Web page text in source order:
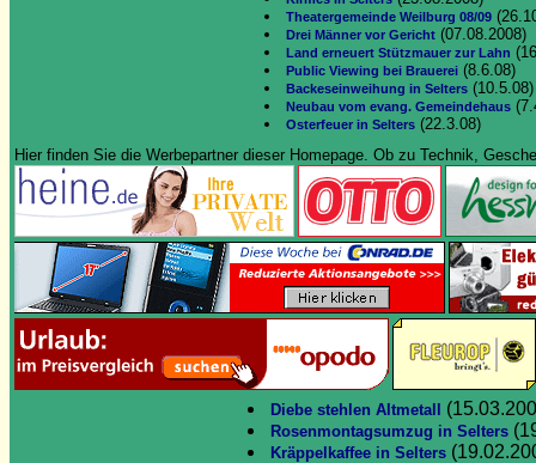
Theatergemeinde Weilburg 08/09
Drei Männer vor Gericht (07.08.2008)
Land erneuert Stützmauer zur Lahn
Public Viewing bei Brauerei (8.6.08)
Backeseinweihung in Selters (10.5.08)
Neubau vom evang. Gemeindehaus
Osterfeuer in Selters (22.3.08)
Hier finden Sie die Werbepartner dieser Homepage. Ob zu Technik,
Diebe stehlen Altmetall
Rosenmontagsumzug in Selters
Kräppelkaffee in Selters